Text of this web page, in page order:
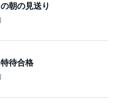
朝の見送り
待合格